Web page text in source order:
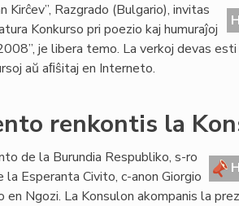
Razgrado (Bulgario), invitas
Konkurso pri poezio kaj humuraĵoj
je libera temo. La verkoj devas
aŭ aﬁŝitaj en Interneto.
renkontis la
de la Burundia Respubliko, s-ro
la Esperanta Civito, c-anon Giorgio
en Ngozi. La Konsulon akompanis la